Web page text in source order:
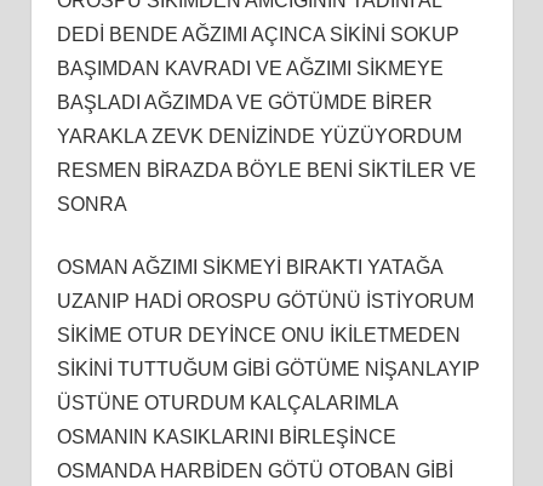
DEDİ BENDE AĞZIMI AÇINCA SİKİNİ SOKUP
BAŞIMDAN KAVRADI VE AĞZIMI SİKMEYE
BAŞLADI AĞZIMDA VE GÖTÜMDE BİRER
YARAKLA ZEVK DENİZİNDE YÜZÜYORDUM
RESMEN BİRAZDA BÖYLE BENİ SİKTİLER VE
SONRA
OSMAN AĞZIMI SİKMEYİ BIRAKTI YATAĞA
UZANIP HADİ OROSPU GÖTÜNÜ İSTİYORUM
SİKİME OTUR DEYİNCE ONU İKİLETMEDEN
SİKİNİ TUTTUĞUM GİBİ GÖTÜME NİŞANLAYIP
ÜSTÜNE OTURDUM KALÇALARIMLA
OSMANIN KASIKLARINI BİRLEŞİNCE
OSMANDA HARBİDEN GÖTÜ OTOBAN GİBİ